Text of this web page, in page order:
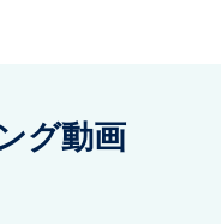
グ動画